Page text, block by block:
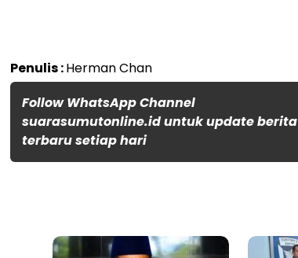
Penulis :Herman Chan
Follow WhatsApp Channel
suarasumutonline.id untuk update berita
terbaru setiap hari